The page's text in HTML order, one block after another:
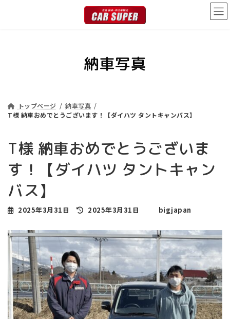
納車写真
トップページ
納車写真
T様 納車おめでとうございます！【ダイハツ タントキャンバス】
T様 納車おめでとうございま
す！【ダイハツ タントキャン
バス】
2025年3月31日
最
更
新
日
時
:
2025年3月31日 bigjapan